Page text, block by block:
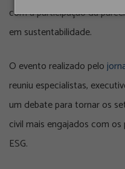
com a participação da
em sustentabilidade.
O evento realizado pelo
reuniu especialistas,
um debate para tornar os
civil mais engajados com
ESG.